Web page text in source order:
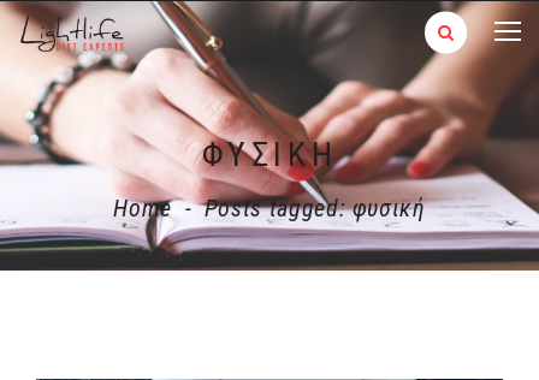
ΦΥΣΙΚΉ
Home - Posts tagged: φυσική